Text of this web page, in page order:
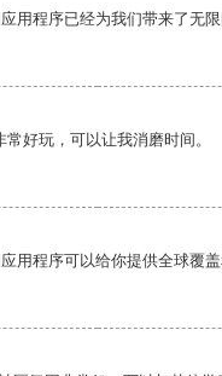
用程序已经为我们带来了无限
好玩，可以让我消磨时间。
用程序可以给你提供全球覆盖